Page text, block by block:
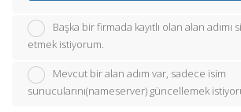
Başka bir firmada kayıtlı olan alan adımı
etmek istiyorum.
Mevcut bir alan adım var, sadece isim
sunucularını(nameserver) güncellemek